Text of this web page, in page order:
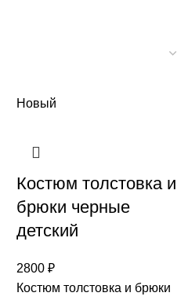
Новый
Костюм толстовка и
брюки черные
детский
2800 ₽
Костюм толстовка и брюки